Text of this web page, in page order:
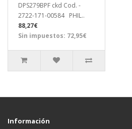
DPS279BPF ckd Cod. -
2722-171-00584 PHIL..
88,27€
Sin impuestos: 72,95€
Información